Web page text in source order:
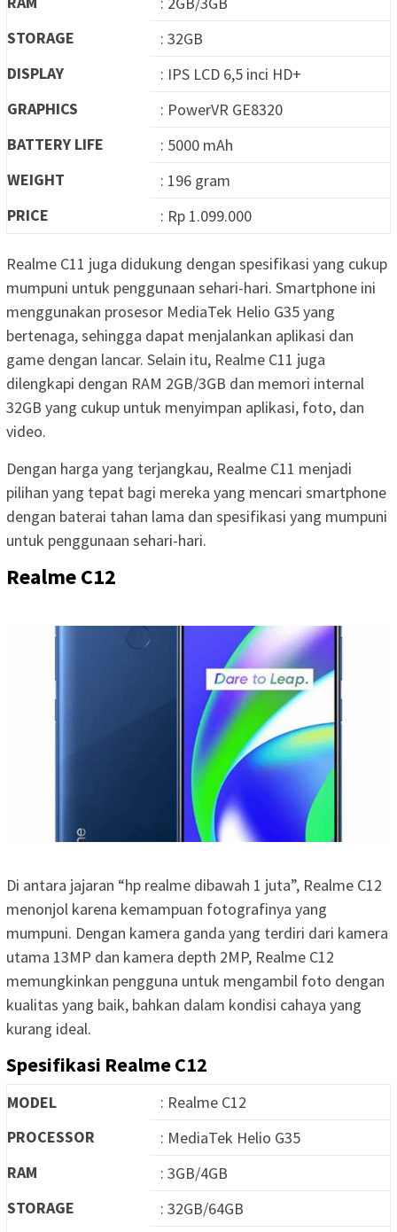
STORAGE
: 32GB
DISPLAY
: IPS LCD 6,5 inci HD+
GRAPHICS
: PowerVR GE8320
BATTERY LIFE
: 5000 mAh
WEIGHT
: 196 gram
PRICE
: Rp 1.099.000
Realme C11 juga didukung dengan spesifikasi yang cukup
mumpuni untuk penggunaan sehari-hari. Smartphone ini
menggunakan prosesor MediaTek Helio G35 yang
bertenaga, sehingga dapat menjalankan aplikasi dan
game dengan lancar. Selain itu, Realme C11 juga
dilengkapi dengan RAM 2GB/3GB dan memori internal
32GB yang cukup untuk menyimpan aplikasi, foto, dan
video.
Dengan harga yang terjangkau, Realme C11 menjadi
pilihan yang tepat bagi mereka yang mencari smartphone
dengan baterai tahan lama dan spesifikasi yang mumpuni
untuk penggunaan sehari-hari.
Realme C12
Di antara jajaran “hp realme dibawah 1 juta”, Realme C12
menonjol karena kemampuan fotografinya yang
mumpuni. Dengan kamera ganda yang terdiri dari kamera
utama 13MP dan kamera depth 2MP, Realme C12
memungkinkan pengguna untuk mengambil foto dengan
kualitas yang baik, bahkan dalam kondisi cahaya yang
kurang ideal.
Spesifikasi Realme C12
MODEL
: Realme C12
PROCESSOR
: MediaTek Helio G35
RAM
: 3GB/4GB
STORAGE
: 32GB/64GB